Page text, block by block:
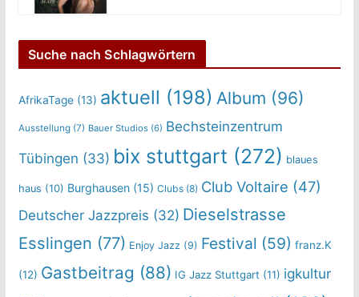
Suche nach Schlagwörtern
AfrikaTage(13) aktuell (198) Album (96)
Ausstellung(7) Bauer Studios(6) Bechsteinzentrum
Tübingen (33) bix stuttgart (272) blaues
haus (10) Burghausen(15) Clubs(8) Club Voltaire (47)
Deutscher Jazzpreis (32) Dieselstrasse
Esslingen (77) Enjoy Jazz (9) Festival (59) franz.K
(12) Gastbeitrag (88) IG Jazz Stuttgart (11) igkultur